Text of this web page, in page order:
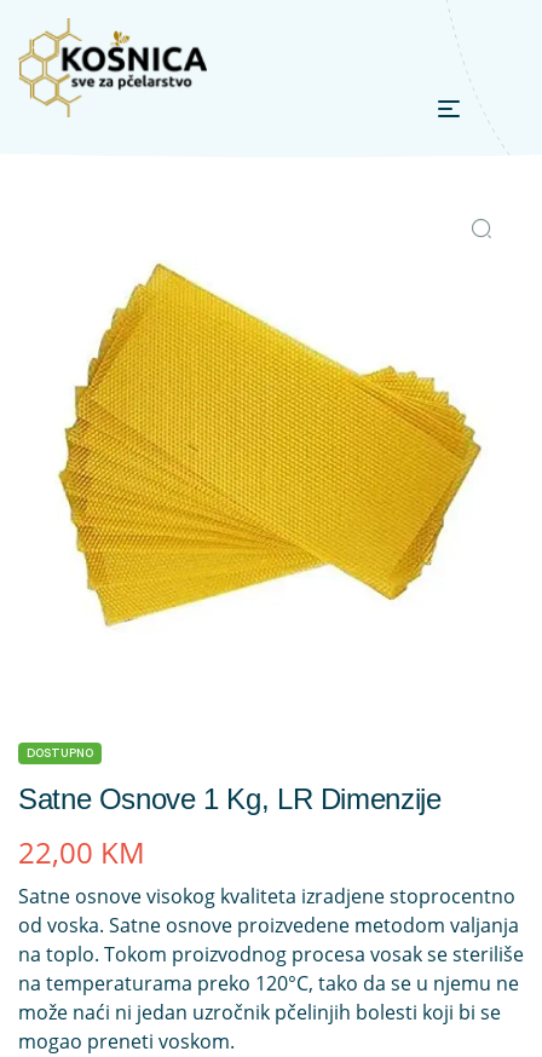
DOSTUPNO
Satne Osnove 1 Kg, LR Dimenzije
22,00 KM
Satne osnove visokog kvaliteta izradjene stoprocentno
od voska. Satne osnove proizvedene metodom valjanja
na toplo. Tokom proizvodnog procesa vosak se steriliše
na temperaturama preko 120°C, tako da se u njemu ne
može naći ni jedan uzročnik pčelinjih bolesti koji bi se
mogao preneti voskom.